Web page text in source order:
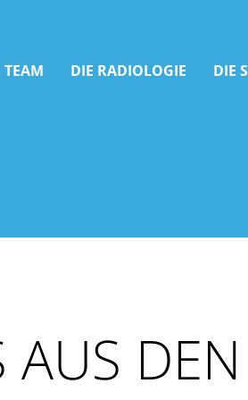
TEAM DIE RADIOLOGIE DIE
AUS